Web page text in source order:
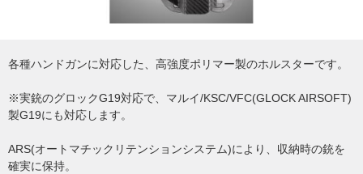
各種ハンドガンに対応した、高強度ポリマー製のホルスターです。
※実銃のグロックG19対応で、マルイ/KSC/VFC(GLOCK AIRSOFT)
製G19にも対応します。
ARS(オートマチックリテンションシステム)により、収納時の銃を
確実に保持。